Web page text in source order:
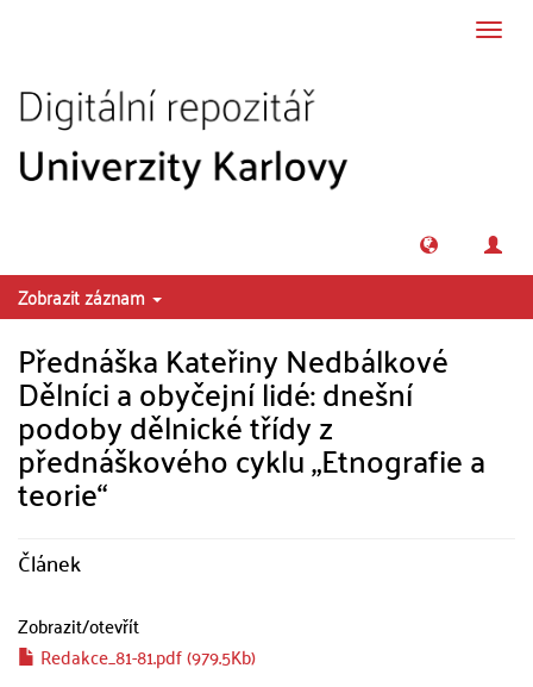
Zobrazit záznam
Přednáška Kateřiny Nedbálkové
Dělníci a obyčejní lidé: dnešní
podoby dělnické třídy z
přednáškového cyklu „Etnografie a
teorie“
Článek
Zobrazit/otevřít
Redakce_81-81.pdf (979.5Kb)